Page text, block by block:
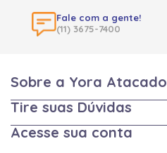
Fale com a gente!
(11) 3675-7400
Sobre a Yora Atacado
Tire suas Dúvidas
Acesse sua conta